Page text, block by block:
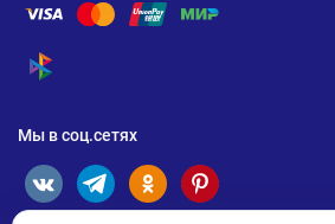
Помощь по оплате Visa
Помощь по оплате Mastercard
Помощь по оплате
Помощь по
Помощь по оплате СБП
Мы в соц.сетях